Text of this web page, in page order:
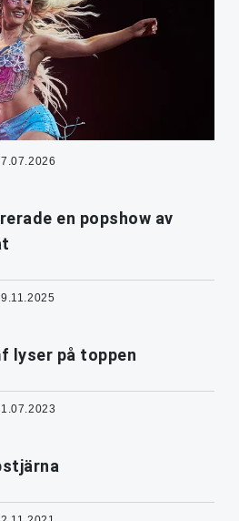
en popshow av
lyser på toppen